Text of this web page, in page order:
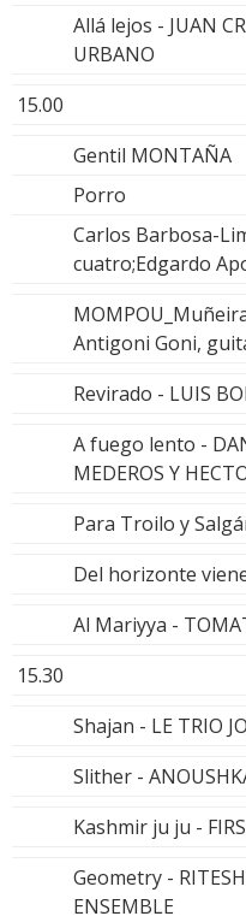
Allá lejos - JUAN
URBANO
15.00
Gentil MONTAÑA
Porro
Carlos Barbosa-
cuatro;Edgardo
Antigoni Goni,
Revirado - LUIS
A fuego lento -
MEDEROS Y
Para Troilo y
Del horizonte
Al Mariyya -
15.30
Shajan - LE TRIO
Slither -
Kashmir ju ju -
Geometry -
ENSEMBLE